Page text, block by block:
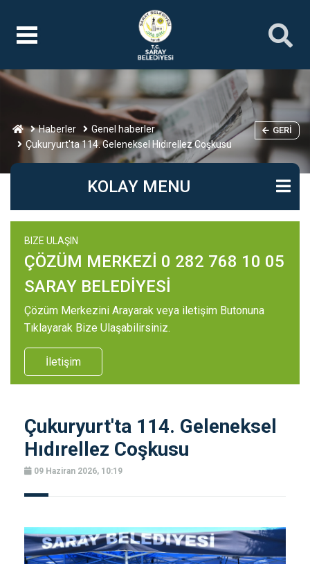
Haberler
Genel haberler
Çukuryurt'ta 114. Geleneksel Hıdırellez Coşkusu
GERI
KOLAY MENU
BIZE ULAŞIN
ÇÖZÜM MERKEZİ 0 282 768 10 05
SARAY BELEDİYESİ
Çözüm Merkezini Arayarak veya iletişim Butonuna
Tıklayarak Bize Ulaşabilirsiniz.
İletişim
Çukuryurt'ta 114. Geleneksel
Hıdırellez Coşkusu
09 Haziran 2026, 10:19